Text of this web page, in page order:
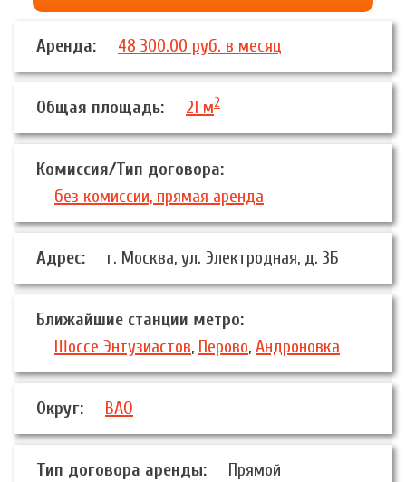
Аренда: 48 300.00 руб. в месяц
Общая площадь: 21 м2
Комиссия/Тип договора:
без комиссии, прямая аренда
Адрес: г. Москва, ул. Электродная, д. 3Б
Ближайшие станции метро:
Шоссе Энтузиастов, Перово, Андроновка
Округ: ВАО
Тип договора аренды: Прямой